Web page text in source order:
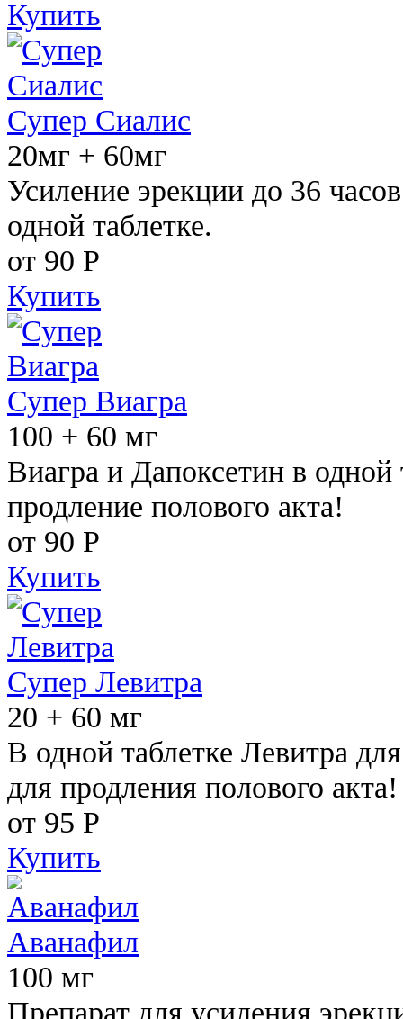
Купить
Супер Сиалис
20мг + 60мг
Усиление эрекции до 36
одной таблетке.
от 90 Р
Купить
Супер Виагра
100 + 60 мг
Виагра и Дапоксетин в одной
продление полового акта!
от 90 Р
Купить
Супер Левитра
20 + 60 мг
В одной таблетке Левитра
для продления полового акта!
от 95 Р
Купить
Аванафил
100 мг
Препарат для усиления